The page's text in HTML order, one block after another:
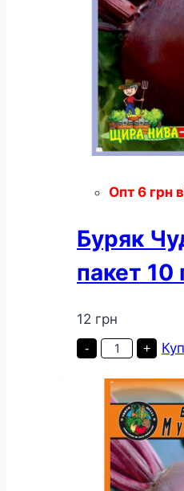
Опт 6 грн
Буряк
пакет 10
12 грн
-
Буряк
Чудо
пакет
10
грамів
кількість
+